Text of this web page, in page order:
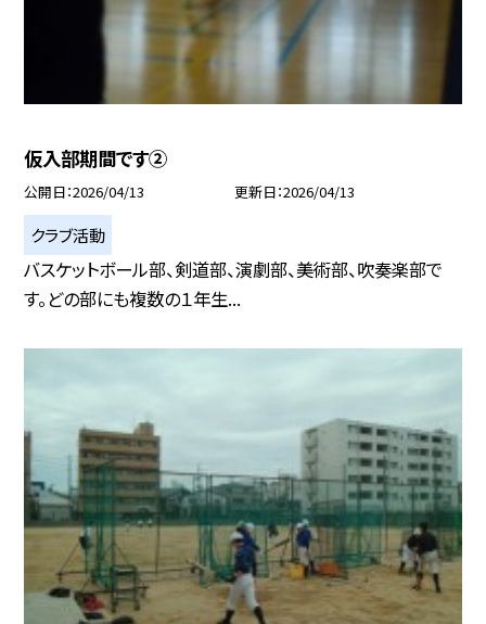
仮入部期間です②
公開日 2026/04/13 更新日 2026/04/13
クラブ活動
バスケットボール部、剣道部、演劇部、美術部、吹奏楽部で
す。どの部にも複数の１年生...